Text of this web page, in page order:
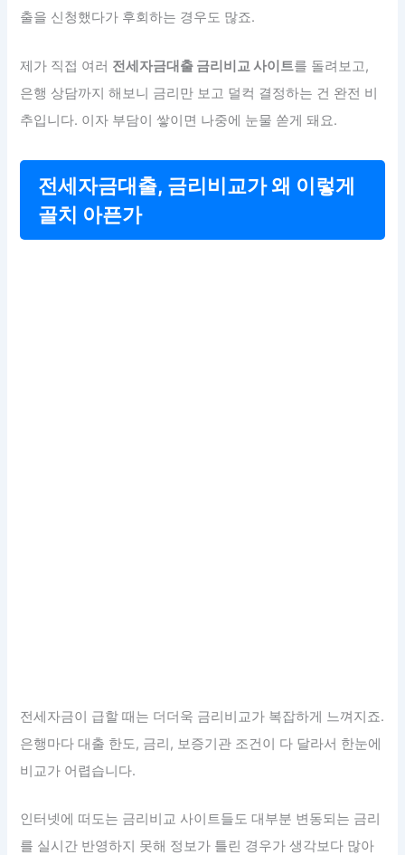
출을 신청했다가 후회하는 경우도 많죠.
제가 직접 여러 전세자금대출 금리비교 사이트를 돌려보고,
은행 상담까지 해보니 금리만 보고 덜컥 결정하는 건 완전 비
추입니다. 이자 부담이 쌓이면 나중에 눈물 쏟게 돼요.
전세자금대출, 금리비교가 왜 이렇게
골치 아픈가
전세자금이 급할 때는 더더욱 금리비교가 복잡하게 느껴지죠.
은행마다 대출 한도, 금리, 보증기관 조건이 다 달라서 한눈에
비교가 어렵습니다.
인터넷에 떠도는 금리비교 사이트들도 대부분 변동되는 금리
를 실시간 반영하지 못해 정보가 틀린 경우가 생각보다 많아